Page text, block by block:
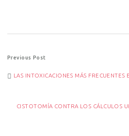
Post
Previous Post
LAS INTOXICACIONES MÁS FRECUENTES
CISTOTOMÍA CONTRA LOS CÁLCULOS